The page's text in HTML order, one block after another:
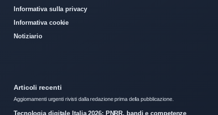
Informativa sulla privacy
Informativa cookie
Notiziario
Articoli recenti
Aggiornamenti urgenti rivisti dalla redazione prima della pubblicazione.
Tecnologia digitale Italia 2026: PNRR, bandi e competenze